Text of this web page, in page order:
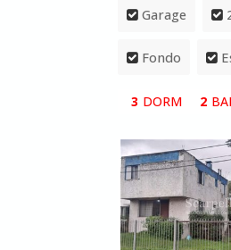
Garage
Fondo
3 DORM 2